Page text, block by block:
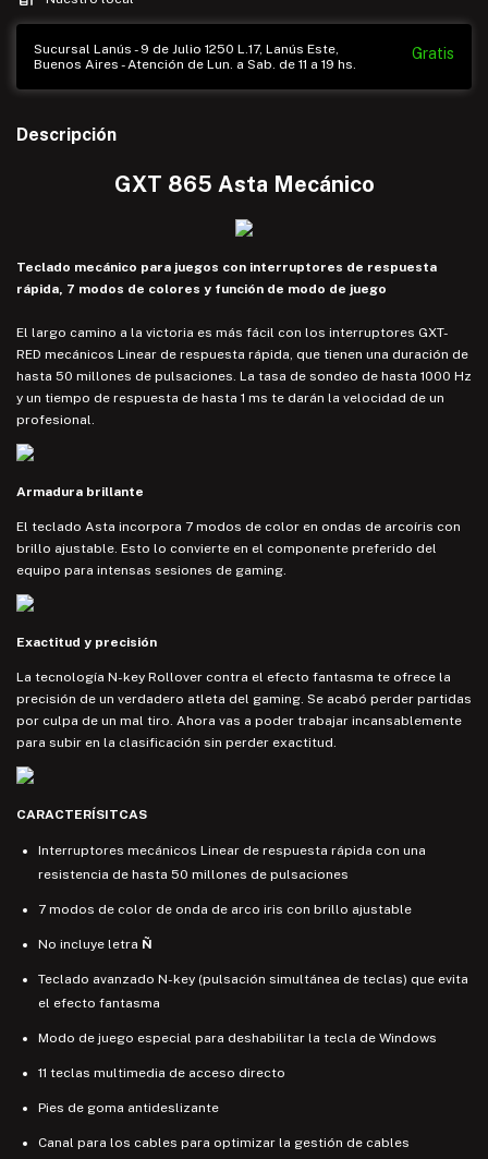
Sucursal Lanús - 9 de Julio 1250 L.17, Lanús Este,
Buenos Aires - Atención de Lun. a Sab. de 11 a 19 hs.
Gratis
Descripción
GXT 865 Asta Mecánico
Teclado mecánico para juegos con interruptores de respuesta
rápida, 7 modos de colores y función de modo de juego
El largo camino a la victoria es más fácil con los interruptores GXT-
RED mecánicos Linear de respuesta rápida, que tienen una duración de
hasta 50 millones de pulsaciones. La tasa de sondeo de hasta 1000 Hz
y un tiempo de respuesta de hasta 1 ms te darán la velocidad de un
profesional.
Armadura brillante
El teclado Asta incorpora 7 modos de color en ondas de arcoíris con
brillo ajustable. Esto lo convierte en el componente preferido del
equipo para intensas sesiones de gaming.
Exactitud y precisión
La tecnología N-key Rollover contra el efecto fantasma te ofrece la
precisión de un verdadero atleta del gaming. Se acabó perder partidas
por culpa de un mal tiro. Ahora vas a poder trabajar incansablemente
para subir en la clasificación sin perder exactitud.
CARACTERÍSITCAS
Interruptores mecánicos Linear de respuesta rápida con una
resistencia de hasta 50 millones de pulsaciones
7 modos de color de onda de arco iris con brillo ajustable
No incluye letra Ñ
Teclado avanzado N-key (pulsación simultánea de teclas) que evita
el efecto fantasma
Modo de juego especial para deshabilitar la tecla de Windows
11 teclas multimedia de acceso directo
Pies de goma antideslizante
Canal para los cables para optimizar la gestión de cables